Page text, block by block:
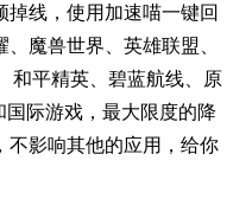
线，使用加速喵一键回
魔兽世界、英雄联盟、
和平精英、碧蓝航线、原
际游戏，最大限度的降
不影响其他的应用，给你